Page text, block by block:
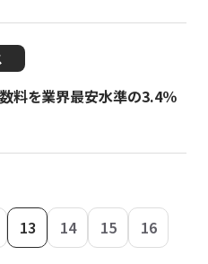
料を業界最安水準の3.4％
13 14 15 16